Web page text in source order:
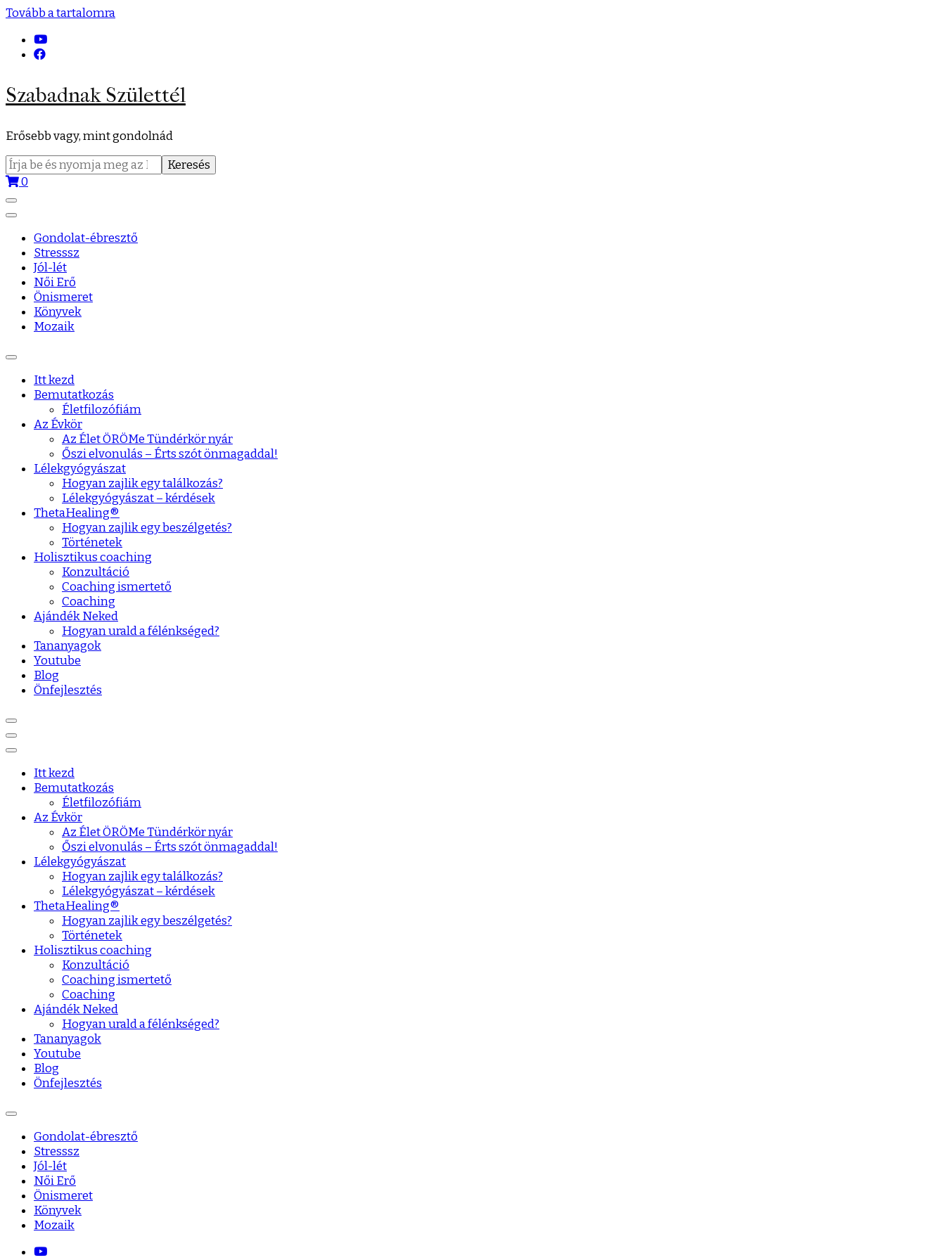
Tovább a tartalomra
Szabadnak Születtél
Erősebb vagy, mint gondolnád
Keresés:
0
Gondolat-ébresztő
Stresssz
Jól-lét
Női Erő
Önismeret
Könyvek
Mozaik
Itt kezd
Bemutatkozás
Életfilozófiám
Az Évkör
Az Élet ÖRÖMe Tündérkör nyár
Őszi elvonulás – Érts szót önmagaddal!
Lélekgyógyászat
Hogyan zajlik egy találkozás?
Lélekgyógyászat – kérdések
ThetaHealing®
Hogyan zajlik egy beszélgetés?
Történetek
Holisztikus coaching
Konzultáció
Coaching ismertető
Coaching
Ajándék Neked
Hogyan urald a félénkséged?
Tananyagok
Youtube
Blog
Önfejlesztés
Itt kezd
Bemutatkozás
Életfilozófiám
Az Évkör
Az Élet ÖRÖMe Tündérkör nyár
Őszi elvonulás – Érts szót önmagaddal!
Lélekgyógyászat
Hogyan zajlik egy találkozás?
Lélekgyógyászat – kérdések
ThetaHealing®
Hogyan zajlik egy beszélgetés?
Történetek
Holisztikus coaching
Konzultáció
Coaching ismertető
Coaching
Ajándék Neked
Hogyan urald a félénkséged?
Tananyagok
Youtube
Blog
Önfejlesztés
Gondolat-ébresztő
Stresssz
Jól-lét
Női Erő
Önismeret
Könyvek
Mozaik